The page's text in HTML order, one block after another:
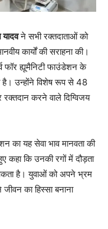
ने सभी रक्तदाताओं को
कार्यों की सराहना की।
फॉर ह्यूमैनिटी फाउंडेशन के
है। उन्होंने विशेष रूप से 48
करने वाले दिग्विजय
का यह सेवा भाव मानवता की
कहा कि उनकी रगों में दौड़ता
है। युवाओं को अपने भ्रम
का हिस्सा बनाना